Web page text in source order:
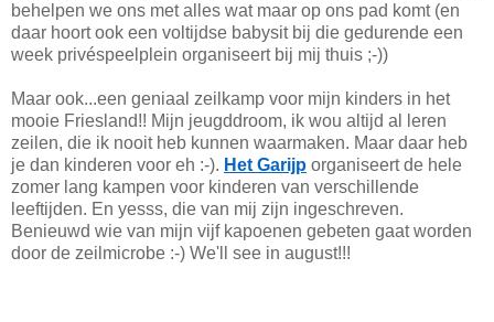
behelpen we ons met alles wat maar op ons pad komt (en
daar hoort ook een voltijdse babysit bij die gedurende een
week privéspeelplein organiseert bij mij thuis ;-))
Maar ook...een geniaal zeilkamp voor mijn kinders in het
mooie Friesland!! Mijn jeugddroom, ik wou altijd al leren
zeilen, die ik nooit heb kunnen waarmaken. Maar daar heb
je dan kinderen voor eh :-). Het Garijp organiseert de hele
zomer lang kampen voor kinderen van verschillende
leeftijden. En yesss, die van mij zijn ingeschreven.
Benieuwd wie van mijn vijf kapoenen gebeten gaat worden
door de zeilmicrobe :-) We'll see in august!!!